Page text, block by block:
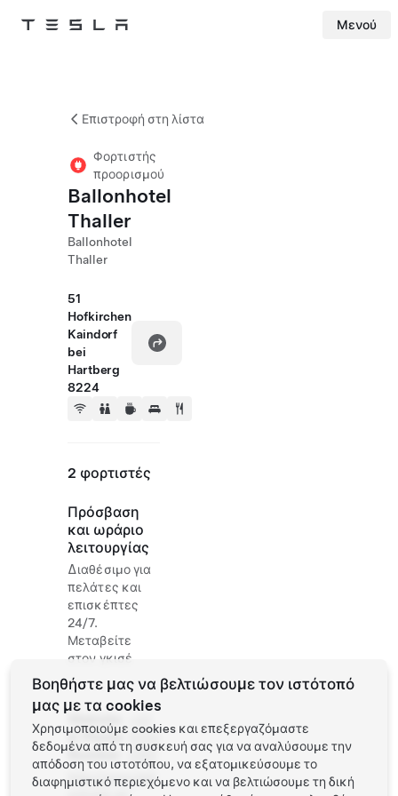
Tesla Μενού
Επιστροφή στη λίστα
Φορτιστής
προορισμού
Ballonhotel
Thaller
Ballonhotel
Thaller
51
Hofkirchen
Kaindorf
bei
Hartberg
8224
2 φορτιστές
Πρόσβαση
και ωράριο
λειτουργίας
Διαθέσιμο για
πελάτες και
επισκέπτες
24/7.
Μεταβείτε
στον γκισέ
Website
& Phone
Number
3334
2262
http://www.ball
Βοηθήστε μας να βελτιώσουμε τον ιστότοπό
μας με τα cookies
Χρησιμοποιούμε cookies και επεξεργαζόμαστε
δεδομένα από τη συσκευή σας για να αναλύσουμε την
απόδοση του ιστοτόπου, να εξατομικεύσουμε το
διαφημιστικό περιεχόμενο και να βελτιώσουμε τη δική